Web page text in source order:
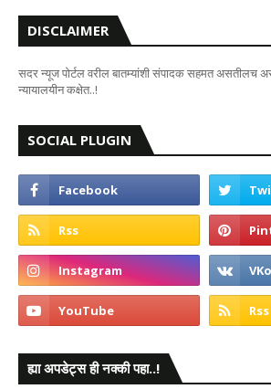
DISCLAIMER
सदर न्यूज पोर्टल वरील बातम्यांशी संपादक सहमत असतीलच असे
न्यायालयीन कक्षेत..!
SOCIAL PLUGIN
ह्या अपडेट्स ही नक्की पहा..!